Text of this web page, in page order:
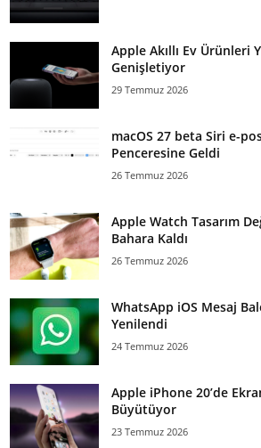
Apple Akıllı Ev Ürünleri
Genişletiyor
29 Temmuz 2026
macOS 27 beta Siri e-
Penceresine Geldi
26 Temmuz 2026
Apple Watch Tasarım
Bahara Kaldı
26 Temmuz 2026
WhatsApp iOS Mesaj
Yenilendi
24 Temmuz 2026
Apple iPhone 20’de
Büyütüyor
23 Temmuz 2026